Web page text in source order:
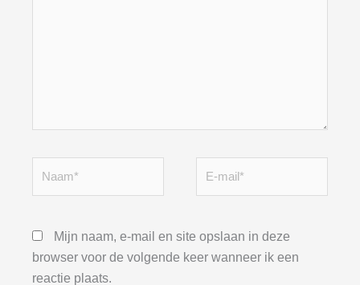
Mijn naam, e-mail en site opslaan in deze
browser voor de volgende keer wanneer ik een
reactie plaats.